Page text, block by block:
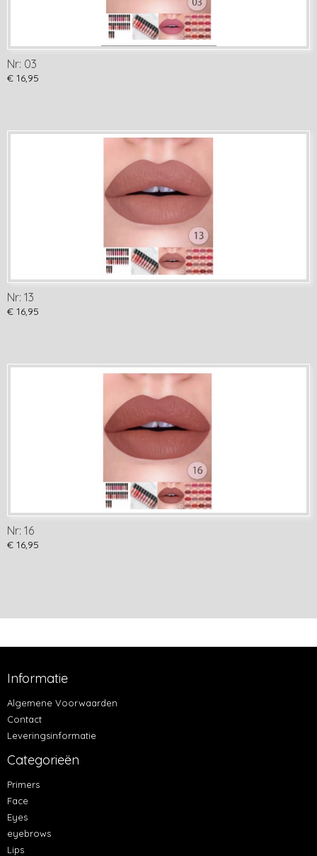
Nr: 03
€ 16,95
Nr: 13
€ 16,95
Nr: 16
€ 16,95
Informatie
Algemene Voorwaarden
Contact
Leveringsinformatie
Categorieën
Primers
Face
Eyes
eyebrows
Lips